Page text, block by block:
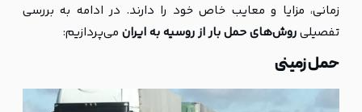
زمانی، مزایا و معایب خاص خود را دارند. در ادامه به بررسی
تفصیلیروش‌های حمل بار از روسیه به ایران می‌پردازیم:
حمل زمینی